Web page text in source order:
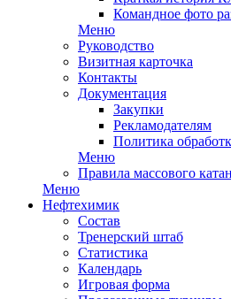
Командное фото
Меню
Руководство
Визитная карточка
Контакты
Документация
Закупки
Рекламодателям
Политика
Меню
Правила массового
Меню
Нефтехимик
Состав
Тренерский штаб
Статистика
Календарь
Игровая форма